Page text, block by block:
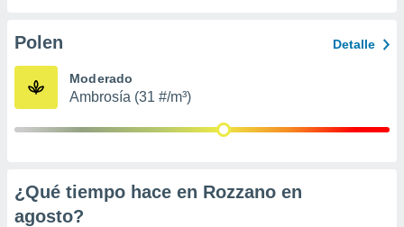
e
mediante
publicidad
publicidad
de
Polen Detalle
Moderado
Ambrosía (31 #/m³)
¿Qué tiempo hace en Rozzano en
agosto?